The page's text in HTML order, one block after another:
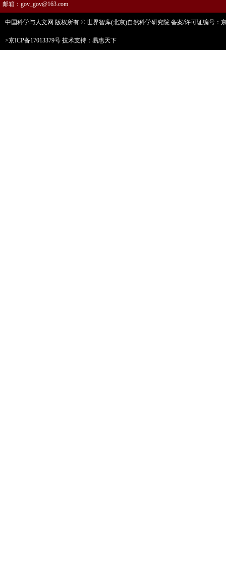
邮箱：gov_gov@163.com
中国科学与人文网 版权所有 © 世界智库(北京)自然科学研究院 备案/许可证编号：
>京ICP备17013379号 技术支持：易惠天下